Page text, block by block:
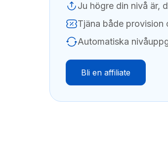
Ju högre din nivå är,
Tjäna både provision
Automatiska
Bli en affiliate